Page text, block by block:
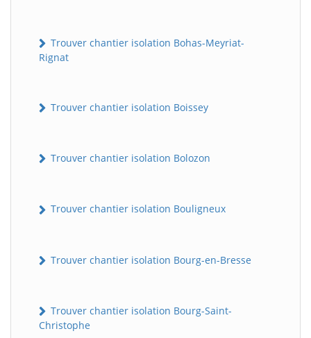
Trouver chantier isolation Bohas-Meyriat-
Rignat
Trouver chantier isolation Boissey
Trouver chantier isolation Bolozon
Trouver chantier isolation Bouligneux
Trouver chantier isolation Bourg-en-Bresse
Trouver chantier isolation Bourg-Saint-
Christophe